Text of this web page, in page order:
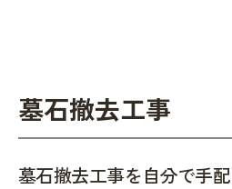
墓石撤去工事
墓石撤去工事を自分で手